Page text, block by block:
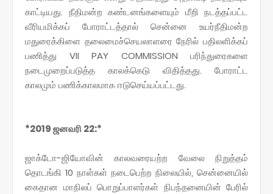
காட்டியது. நீதிமன்ற கண்டனங்களையும் மீறி நடத்தப்பட்ட
வீரியமிக்கப் போராட்டத்தால் சென்னை உயர்நீதிமன்ற
மதுரைக்கிளை தலைமைச்செயலாளரை நேரில் பதிலளிக்கப்
பணித்து VII PAY COMMISSION பரிந்துரைகளை
நடைமுறைப்படுத்த காலக்கெடு விதித்தது. போராட்ட
காலமும் பணிக்காலமாக ஈடுசெய்யப்பட்டது.
*2019 ஜனவரி 22:*
ஜாக்டோ-ஜியோவின் காலவரையற்ற வேலை நிறுத்தம்
தொடங்கி 10 நாள்கள் நடைபெற்ற நிலையில், சென்னையில்
கைதான மாநிலப் பொறுப்பாளர்கள் நிபந்தனையின் பேரில்